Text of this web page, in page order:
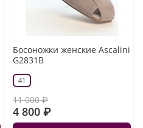
Босоножки женские Ascalini
G2831B
41
11 000 ₽
4 800 ₽